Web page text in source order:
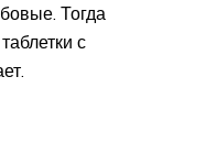
Тогда
с